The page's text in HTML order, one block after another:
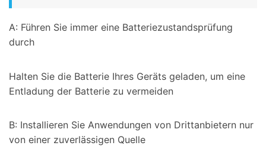
A: Führen Sie immer eine Batteriezustandsprüfung
durch
Halten Sie die Batterie Ihres Geräts geladen, um eine
Entladung der Batterie zu vermeiden
B: Installieren Sie Anwendungen von Drittanbietern nur
von einer zuverlässigen Quelle